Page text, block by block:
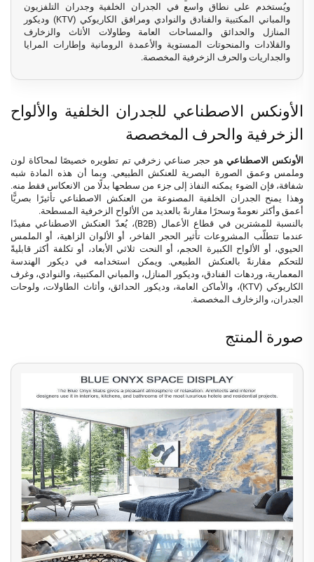
ويُستخدم على نطاق واسع في الجدران الخلفية وجدران التلفزيون
والمباني المكتبية والفنادق والنوادي ومرافق الكاريوكي (KTV) وديكور
المنازل والحدائق والمساحات العامة وطاولات الأثاث والزخارف
والقلادات والمنحوتات المستوية والأعمدة الرومانية وإطارات المرايا
والجداريات والحرف الزخرفية المخصصة.
الأونكس الاصطناعي للجدران الخلفية والألواح
الزخرفية والحرف المخصصة
الأونكس الاصطناعي هو حجر صناعي زخرفي تم تطويره خصيصًا لمحاكاة لون
وملمس وعمق الصورة البصرية للعنكش الطبيعي. وبما أن هذه المادة شبه
شفافة، فإن الضوء يمكنه النفاذ إلى جزء من سطحها بدلًا من الانعكاس فقط منه.
وهذا يمنح الجدران الخلفية المصنوعة من العنكش الاصطناعي تأثيرًا بصريًّا
أعمق وأكثر نعومةً وسحرًا مقارنةً بالعديد من الألواح الزخرفية المسطحة.
بالنسبة للمشترين في قطاع الأعمال (B2B)، يُعدّ العنكش الاصطناعي مفيدًا
عندما تتطلّب المشروعات تأثير الحجر الفاخر، أو الألوان الزاهية، أو الملمس
الحيوي، أو الألواح الكبيرة الحجم، أو النحت ثلاثي الأبعاد، أو تكلفة أكثر قابليةً
للتحكم مقارنةً بالعنكش الطبيعي. ويمكن استخدامه في ديكور الهندسة
المعمارية، وردهات الفنادق، وديكور المنازل، والمباني المكتبية، والنوادي، وغرف
الكاريوكي (KTV)، والأماكن العامة، وديكور الحدائق، وأثاث الطاولات، ولوحات
الجدران، والزخارف المخصصة.
صورة المنتج